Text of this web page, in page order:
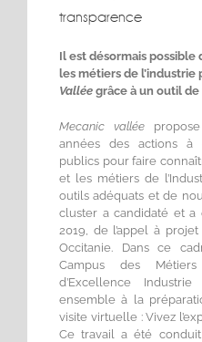
transparence
Il est désormais possible
les métiers de l’industrie
Vallée grâce à un outil
Mecanic valléepropose
années des actions à
publics pour faire
et les métiers de
outils adéquats et de
cluster a candidaté et
2019, de l’appel à
Occitanie. Dans ce
Campus des
d’Excellence
ensemble à la
visite virtuelle : Vivez
Ce travail a été conduit